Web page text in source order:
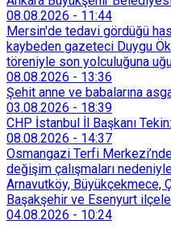
08.08.2026 - 11:44
Mersin'de tedavi gördüğü
kaybeden gazeteci Duygu
töreniyle son yolculuğuna
08.08.2026 - 13:36
Şehit anne ve babalarına
03.08.2026 - 18:39
CHP İstanbul İl Başkanı
08.08.2026 - 14:37
Osmangazi Terfi
değişim çalışmaları
Arnavutköy, Büyükçekmece,
Başakşehir ve Esenyurt
süreyle su verilemeyecek.
04.08.2026 - 10:24